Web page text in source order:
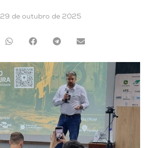
29 de outubro de 2025